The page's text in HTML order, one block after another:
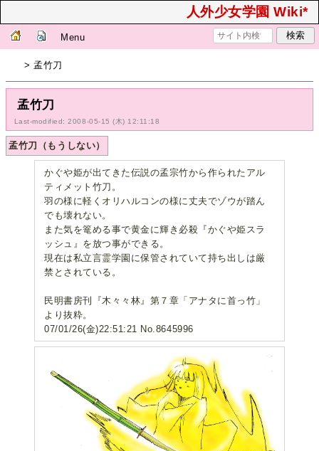
人外少女学園 Wiki*
Menu
> 孟竹刀
孟竹刀
Last-modified: 2008-05-15 (木) 12:11:18
孟竹刀（もうしない）
かぐや姫が出てきた伝説の孟宗竹から作られたアル
ティメット竹刀。
羽の様に軽くオリハルコンの様に丈夫でゾウが踏ん
でも壊れない。
また気を篭める事で黄金に輝き必殺『かぐや姫スラ
ッシュ』を放つ事ができる。
現在は私立言霊学園に保管されていて持ち出しは厳
禁とされている。
民明書房刊『木々々林』第７章「アナタに首っ竹」
より抜粋。
07/01/26(金)22:51:21 No.8645996